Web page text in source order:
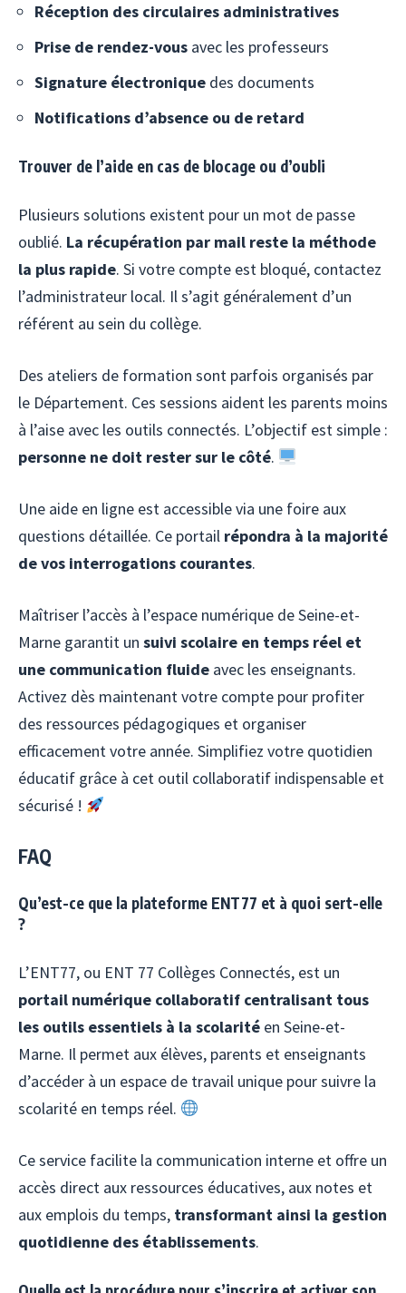
Réception des circulaires administratives
Prise de rendez-vous avec les professeurs
Signature électronique des documents
Notifications d’absence ou de retard
Trouver de l’aide en cas de blocage ou d’oubli
Plusieurs solutions existent pour un mot de passe
oublié. La récupération par mail reste la méthode
la plus rapide. Si votre compte est bloqué, contactez
l’administrateur local. Il s’agit généralement d’un
référent au sein du collège.
Des ateliers de formation sont parfois organisés par
le Département. Ces sessions aident les parents moins
à l’aise avec les outils connectés. L’objectif est simple :
personne ne doit rester sur le côté.
Une aide en ligne est accessible via une foire aux
questions détaillée. Ce portail répondra à la majorité
de vos interrogations courantes.
Maîtriser l’accès à l’espace numérique de Seine-et-
Marne garantit un suivi scolaire en temps réel et
une communication fluide avec les enseignants.
Activez dès maintenant votre compte pour profiter
des ressources pédagogiques et organiser
efficacement votre année. Simplifiez votre quotidien
éducatif grâce à cet outil collaboratif indispensable et
sécurisé !
FAQ
Qu’est-ce que la plateforme ENT77 et à quoi sert-elle
?
L’ENT77, ou ENT 77 Collèges Connectés, est un
portail numérique collaboratif centralisant tous
les outils essentiels à la scolarité en Seine-et-
Marne. Il permet aux élèves, parents et enseignants
d’accéder à un espace de travail unique pour suivre la
scolarité en temps réel.
Ce service facilite la communication interne et offre un
accès direct aux ressources éducatives, aux notes et
aux emplois du temps, transformant ainsi la gestion
quotidienne des établissements.